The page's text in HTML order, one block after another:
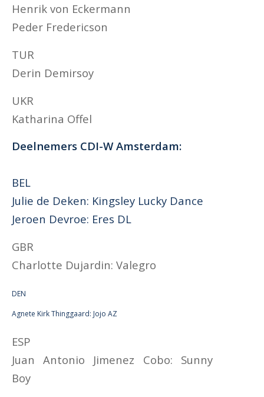
Henrik von Eckermann
Peder Fredericson
TUR
Derin Demirsoy
UKR
Katharina Offel
Deelnemers CDI-W Amsterdam:
BEL
Julie de Deken: Kingsley Lucky Dance
Jeroen Devroe: Eres DL
GBR
Charlotte Dujardin: Valegro
DEN
Agnete Kirk Thinggaard: Jojo AZ
ESP
Juan Antonio Jimenez Cobo: Sunny
Boy